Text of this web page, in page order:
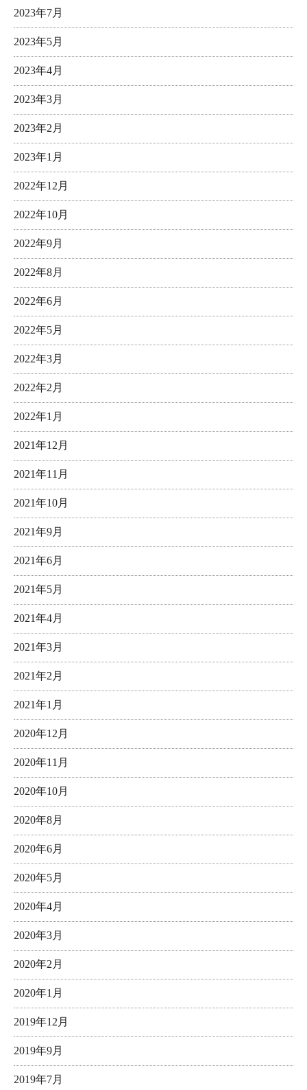
2023年7月
2023年5月
2023年4月
2023年3月
2023年2月
2023年1月
2022年12月
2022年10月
2022年9月
2022年8月
2022年6月
2022年5月
2022年3月
2022年2月
2022年1月
2021年12月
2021年11月
2021年10月
2021年9月
2021年6月
2021年5月
2021年4月
2021年3月
2021年2月
2021年1月
2020年12月
2020年11月
2020年10月
2020年8月
2020年6月
2020年5月
2020年4月
2020年3月
2020年2月
2020年1月
2019年12月
2019年9月
2019年7月